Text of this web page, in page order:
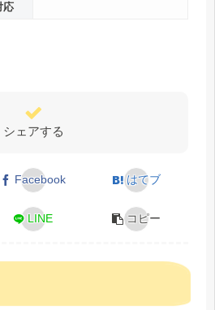
応
シェアする
Facebook はてブ
LINE コピー